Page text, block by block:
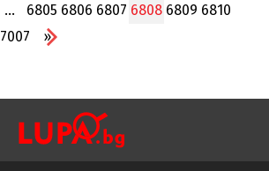
... 6805 6806 6807 6808 6809 6810
7007 »